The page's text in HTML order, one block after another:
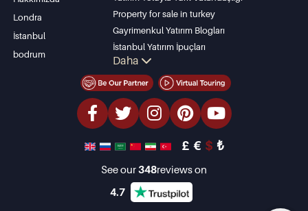
Gocek
Side
Kemer
Dalyan
Izmir
Belek
Londra
İstanbul
bodrum
Property for sale in turkey
Gayrimenkul Yatırım Blogları
İstanbul Yatırım İpuçları
PropertyTurkey TV
İstanbul Yatırım Gayrimenkulleri
Mülkünüzü Satmak
Uygun Fiyatlı Emlaklar
Denize Sıfır Tesisler
lüks Özellikler
Daha
£ € $ ₺
See our348reviews on
4.7